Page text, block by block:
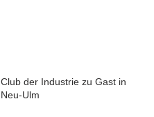
Club der Industrie zu Gast in
Neu-Ulm